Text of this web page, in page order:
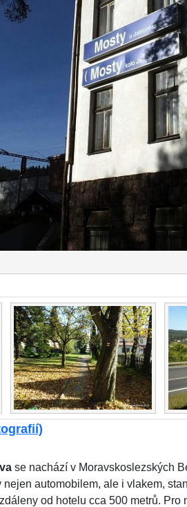
se nachází v Moravskoslezských
automobilem, ale i vlakem,
od hotelu cca 500 metrů.